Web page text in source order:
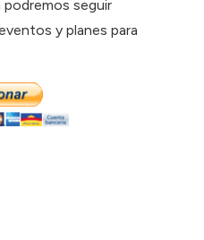
seguir
y planes para